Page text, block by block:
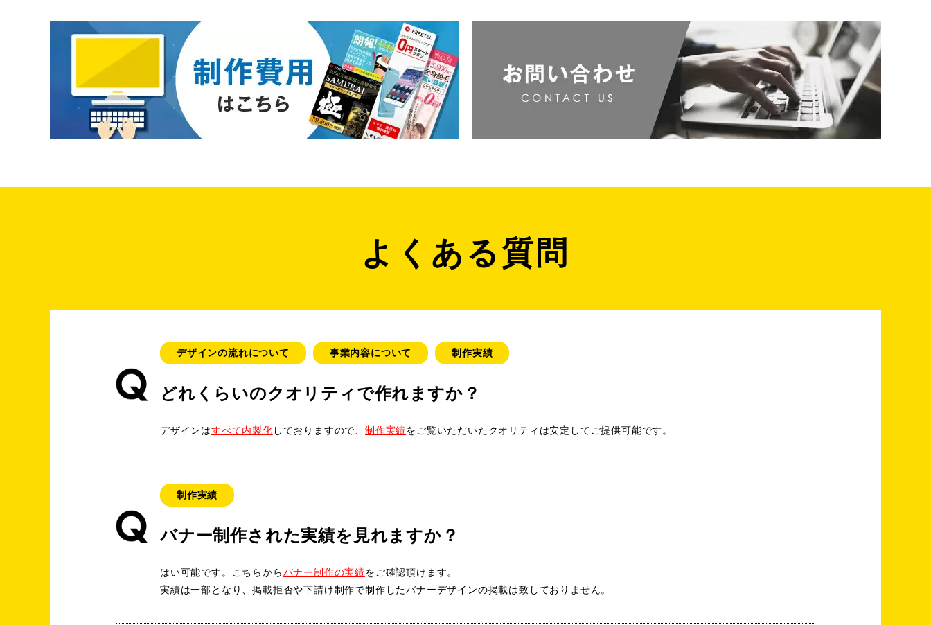
よくある質問
デザインの流れについて 事業内容について 制作実績
どれくらいのクオリティで作れますか？
デザインはすべて内製化 しておりますので、制作実績をご覧いただいたクオリティは安定してご提供可能です。
制作実績
バナー制作された実績を見れますか？
はい可能です。こちらからバナー制作の実績をご確認頂けます。
実績は一部となり、掲載拒否や下請け制作で制作したバナーデザインの掲載は致しておりません。